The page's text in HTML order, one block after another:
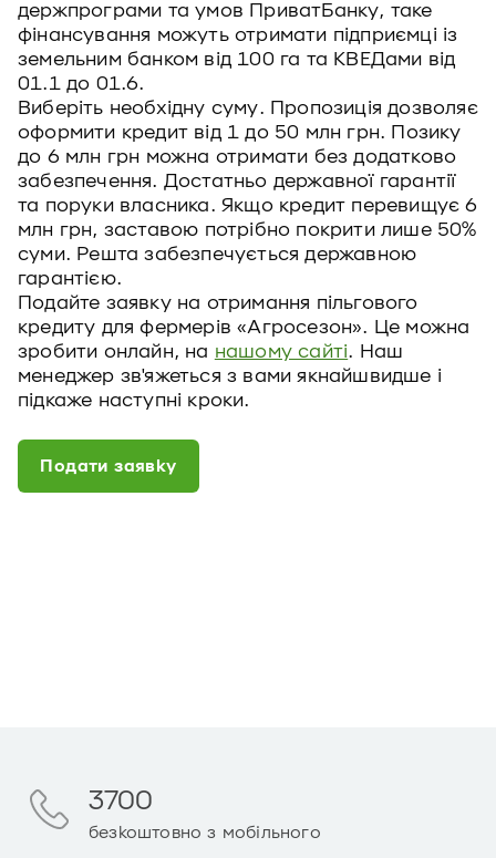
держпрограми та умов ПриватБанку, таке
фінансування можуть отримати підприємці із
земельним банком від 100 га та КВЕДами від
01.1 до 01.6.
Виберіть необхідну суму. Пропозиція дозволяє
оформити кредит від 1 до 50 млн грн. Позику
до 6 млн грн можна отримати без додатково
забезпечення. Достатньо державної гарантії
та поруки власника. Якщо кредит перевищує 6
млн грн, заставою потрібно покрити лише 50%
суми. Решта забезпечується державною
гарантією.
Подайте заявку на отримання пільгового
кредиту для фермерів «Агросезон». Це можна
зробити онлайн, на нашому сайті. Наш
менеджер зв'яжеться з вами якнайшвидше і
підкаже наступні кроки.
Подати заявку
3700
безкоштовно з мобільного